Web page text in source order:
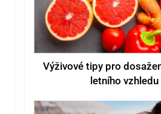
Výživové tipy pro
letního vzhledu